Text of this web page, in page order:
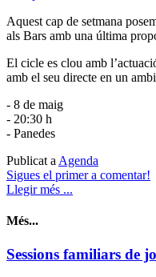
Aquest cap de setmana
als Bars amb una última
El cicle es clou amb
amb el seu directe en un
- 8 de maig
- 20:30 h
- Panedes
Publicat a Agenda
Sigues el primer a comentar!
Llegir més ...
Més...
Sessions familiars de